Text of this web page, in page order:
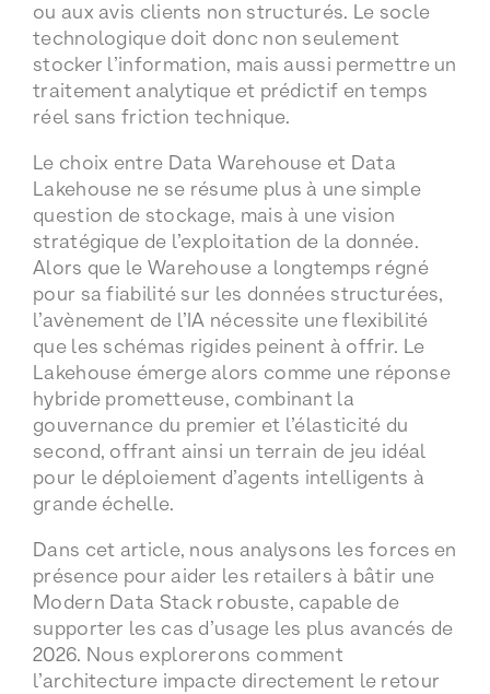
ou aux avis clients non structurés. Le socle
technologique doit donc non seulement
stocker l’information, mais aussi permettre un
traitement analytique et prédictif en temps
réel sans friction technique.
Le choix entre Data Warehouse et Data
Lakehouse ne se résume plus à une simple
question de stockage, mais à une vision
stratégique de l’exploitation de la donnée.
Alors que le Warehouse a longtemps régné
pour sa fiabilité sur les données structurées,
l’avènement de l’IA nécessite une flexibilité
que les schémas rigides peinent à offrir. Le
Lakehouse émerge alors comme une réponse
hybride prometteuse, combinant la
gouvernance du premier et l’élasticité du
second, offrant ainsi un terrain de jeu idéal
pour le déploiement d’agents intelligents à
grande échelle.
Dans cet article, nous analysons les forces en
présence pour aider les retailers à bâtir une
Modern Data Stack robuste, capable de
supporter les cas d’usage les plus avancés de
2026. Nous explorerons comment
l’architecture impacte directement le retour